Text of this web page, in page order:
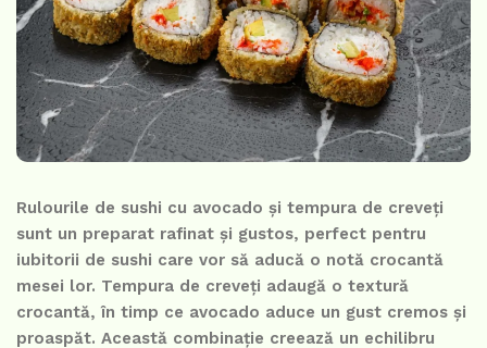
Rulourile de sushi cu avocado și tempura de creveți
sunt un preparat rafinat și gustos, perfect pentru
iubitorii de sushi care vor să aducă o notă crocantă
mesei lor. Tempura de creveți adaugă o textură
crocantă, în timp ce avocado aduce un gust cremos și
proaspăt. Această combinație creează un echilibru